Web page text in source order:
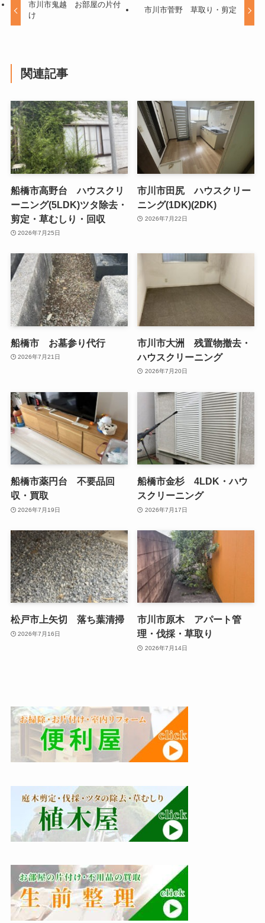
市川市鬼越 お部屋の片付
け
市川市菅野 草取り・剪定
関連記事
船橋市高野台 ハウスクリ
ーニング(5LDK)ツタ除去・
剪定・草むしり・回収
2026年7月25日
市川市田尻 ハウスクリー
ニング(1DK)(2DK)
2026年7月22日
船橋市 お墓参り代行
2026年7月21日
市川市大洲 残置物撤去・
ハウスクリーニング
2026年7月20日
船橋市薬円台 不要品回
収・買取
2026年7月19日
船橋市金杉 4LDK・ハウ
スクリーニング
2026年7月17日
松戸市上矢切 落ち葉清掃
2026年7月16日
市川市原木 アパート管
理・伐採・草取り
2026年7月14日